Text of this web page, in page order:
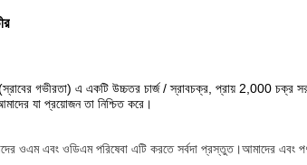
গভীরতা) এ একটি উচ্চতর চার্জ / স্রাবচক্র, প্রায় 2,000 চক্র
যা প্রয়োজন তা নিশ্চিত করে।
ওএম এবং ওডিএম পরিষেবা এটি করতে সর্বদা প্রস্তুত।আমাদের